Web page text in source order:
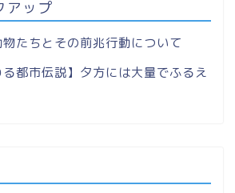
アップ
たちとその前兆行動について
る都市伝説】夕方には大量でふるえ